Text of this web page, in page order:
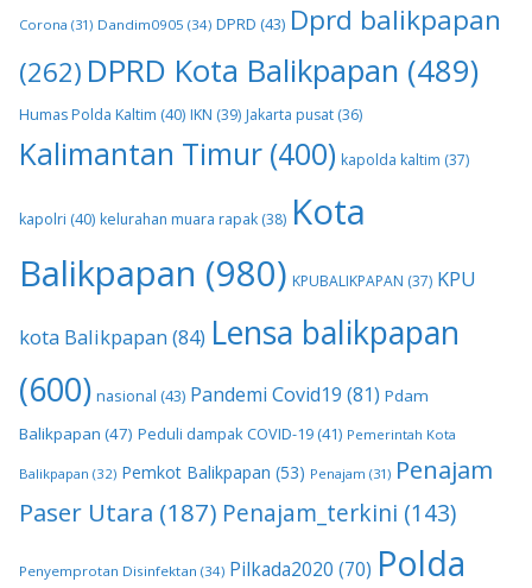
Corona (31) Dandim0905 (34) DPRD (43) Dprd balikpapan
(262) DPRD Kota Balikpapan (489)
Humas Polda Kaltim (40) IKN (39) Jakarta pusat (36)
Kalimantan Timur (400) kapolda kaltim (37)
kapolri (40) kelurahan muara rapak (38) Kota
Balikpapan (980) KPUBALIKPAPAN (37) KPU
kota Balikpapan (84) Lensa balikpapan
(600) nasional (43) Pandemi Covid19 (81) Pdam
Balikpapan (47) Peduli dampak COVID-19 (41) Pemerintah Kota
Balikpapan (32) Pemkot Balikpapan (53) Penajam (31) Penajam
Paser Utara (187) Penajam_terkini (143)
Penyemprotan Disinfektan (34) Pilkada2020 (70) Polda